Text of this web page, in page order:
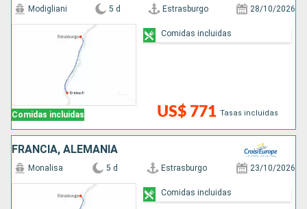
Comidas incluidas
Modigliani 5 d Estrasburgo 28/10/2026
US$ 771 Tasas incluidas
Comidas incluidas
FRANCIA, ALEMANIA
Monalisa 5 d Estrasburgo 23/10/2026
Comidas incluidas